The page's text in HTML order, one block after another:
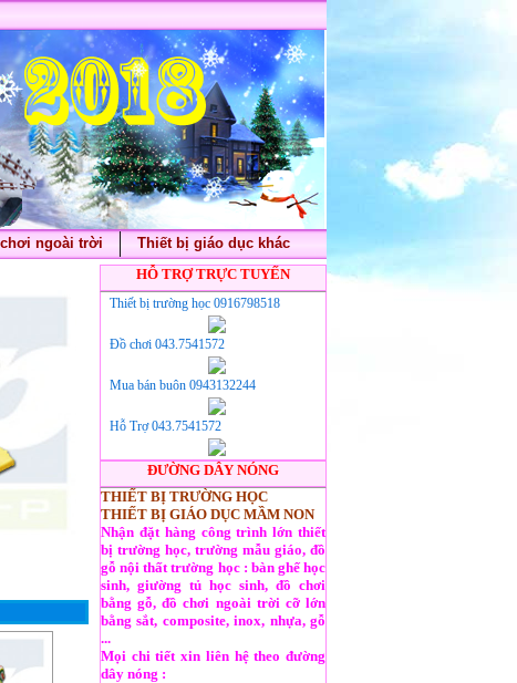
ngoài trời Thiết bị giáo dục khác
HỖ TRỢ TRỰC TUYẾN
Thiết bị trường học 0916798518
Đồ chơi 043.7541572
Mua bán buôn 0943132244
Hỗ Trợ 043.7541572
ĐƯỜNG DÂY NÓNG
THIẾT BỊ TRƯỜNG HỌC
THIẾT BỊ GIÁO DỤC MẦM NON
Nhận đặt hàng công trình lớn thiết
bị trường học, trường mẫu giáo, đồ
gỗ nội thất trường học : bàn ghế học
sinh, giường tủ học sinh, đồ chơi
bằng gỗ, đồ chơi ngoài trời cỡ lớn
bằng sắt, composite, inox, nhựa, gỗ
...
Mọi chi tiết xin liên hệ theo đường
dây nóng :